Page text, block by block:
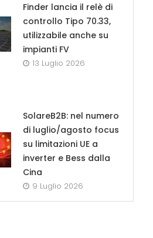
Finder lancia il relè di
controllo Tipo 70.33,
utilizzabile anche su
impianti FV
13 Luglio 2026
SolareB2B: nel numero
di luglio/agosto focus
su limitazioni UE a
inverter e Bess dalla
Cina
9 Luglio 2026